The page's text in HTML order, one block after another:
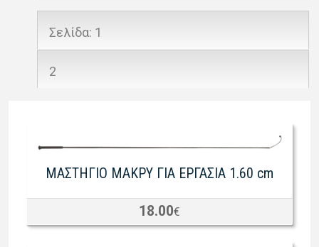
Σελίδα: 1
2
ΜΑΣΤΗΓΙΟ ΜΑΚΡΥ ΓΙΑ ΕΡΓΑΣΙΑ 1.60 cm
18.00€